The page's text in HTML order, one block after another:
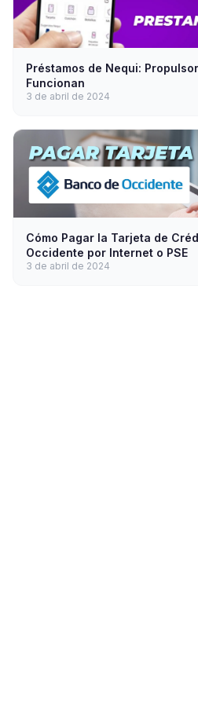
Préstamos de Nequi:
Funcionan
3 de abril de 2024
Cómo Pagar la Tarjeta de
Occidente por Internet o PSE
3 de abril de 2024